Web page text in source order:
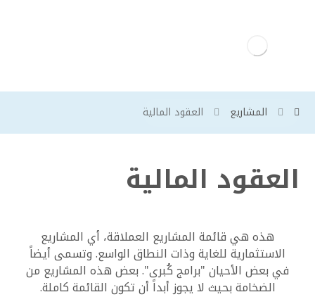
المشاريع العقود المالية
العقود المالية
هذه هي قائمة المشاريع العملاقة، أي المشاريع
الاستثمارية للغاية وذات النطاق الواسع. وتسمى أيضاً
في بعض الأحيان "برامج كُبرى". بعض هذه المشاريع من
الضخامة بحيث لا يجوز أبداً أن تكون القائمة كاملة.